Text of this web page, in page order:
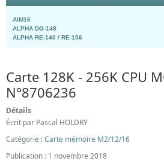
AIM16
ALPHA DG-148
ALPHA RE-140 / RE-156
Carte 128K - 256K CPU
N°8706236
Détails
Écrit par Pascal HOLDRY
Catégorie :Carte mémoire M2/12/16
Publication : 1 novembre 2018